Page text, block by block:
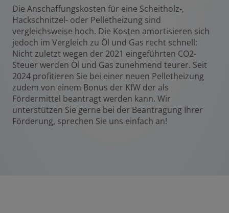
Die Anschaffungskosten für eine Scheitholz-,
Hackschnitzel- oder Pelletheizung sind
vergleichsweise hoch. Die Kosten amortisieren sich
jedoch im Vergleich zu Öl und Gas recht schnell:
Nicht zuletzt wegen der 2021 eingeführten CO2-
Steuer werden Öl und Gas zunehmend teurer. Seit
2024 profitieren Sie bei einer neuen Pelletheizung
zudem von einem Bonus der KfW der als
Fördermittel beantragt werden kann. Wir
unterstützen Sie gerne bei der Beantragung Ihrer
Förderung, sprechen Sie uns einfach an!